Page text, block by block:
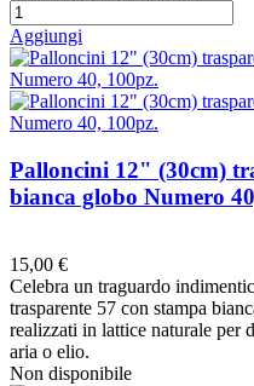
Aggiungi
Palloncini 12" (30cm)
bianca globo Numero
15,00 €
Celebra un traguardo
trasparente 57 con stampa
realizzati in lattice naturale per
aria o elio.
Non disponibile